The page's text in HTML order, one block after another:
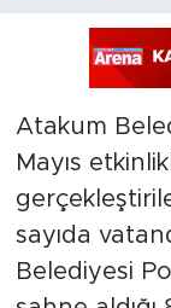
Atakum
Mayıs
sayıda
Belediyesi